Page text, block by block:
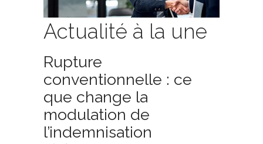
Actualité à la une
Rupture
conventionnelle : ce
que change la
modulation de
l’indemnisation